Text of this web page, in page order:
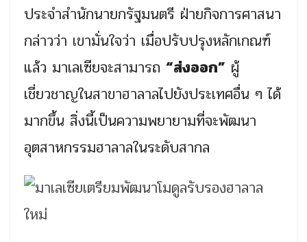
ประจำสำนักนายกรัฐมนตรี ฝ่ายกิจการศาสนา
กล่าวว่า เขามั่นใจว่า เมื่อปรับปรุงหลักเกณฑ์
แล้ว มาเลเซียจะสามารถ “ส่งออก” ผู้
เชี่ยวชาญในสาขาฮาลาลไปยังประเทศอื่น ๆ ได้
มากขึ้น สิ่งนี้เป็นความพยายามที่จะพัฒนา
อุตสาหกรรมฮาลาลในระดับสากล